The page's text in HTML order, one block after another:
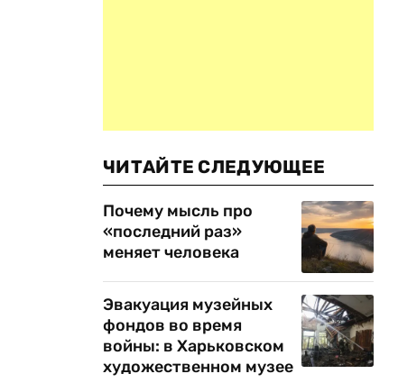
ЧИТАЙТЕ СЛЕДУЮЩЕЕ
Почему мысль про
«последний раз»
меняет человека
Эвакуация музейных
фондов во время
войны: в Харьковском
художественном музее